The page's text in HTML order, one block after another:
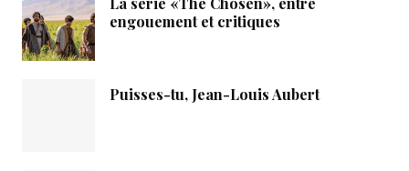
engouement et critiques
Puisses-tu, Jean-Louis Aubert